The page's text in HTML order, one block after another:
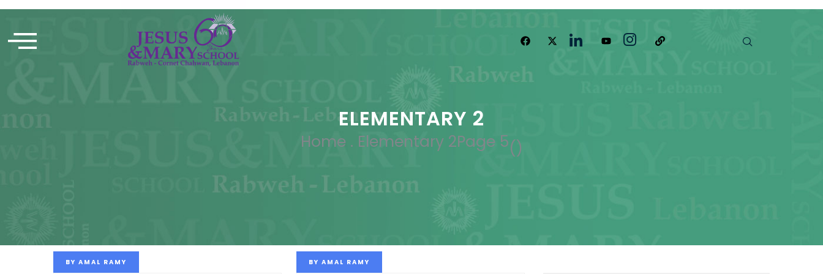
ELEMENTARY 2
Home . Elementary 2 (
Page 5 )
BY AMAL RAMY BY AMAL RAMY